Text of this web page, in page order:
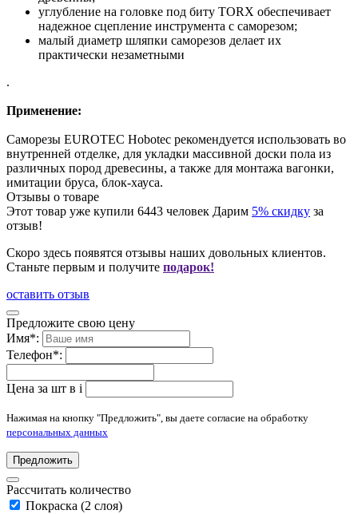
углубление на головке под биту TORX обеспечивает
надежное сцепление инструмента с саморезом;
малый диаметр шляпки саморезов делает их
практически незаметными
.
Применение:
Саморезы EUROTEC Hobotec рекомендуется использовать во
внутренней отделке, для укладки массивной доски пола из
различных пород древесины, а также для монтажа вагонки,
имитации бруса, блок-хауса.
Отзывы о товаре
Этот товар уже купили 6443 человек Дарим 5% скидку за
отзыв!
Скоро здесь появятся отзывы наших довольных клиентов.
Станьте первым и получите подарок!
оставить отзыв
Предложите свою цену
Имя*:
Телефон*:
Цена за шт в i
Нажимая на кнопку "Предложить", вы даете согласие на обработку
персональных данных
Предложить
Рассчитать количество
Покраска (2 слоя)